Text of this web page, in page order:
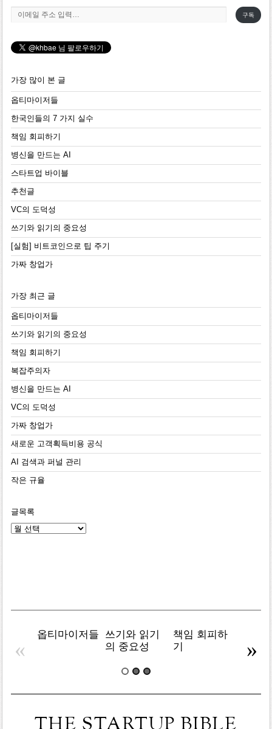
이메일 주소 입력…
구독
가장 많이 본 글
옵티마이저들
한국인들의 7 가지 실수
책임 회피하기
병신을 만드는 AI
스타트업 바이블
추천글
VC의 도덕성
쓰기와 읽기의 중요성
[실험] 비트코인으로 팁 주기
가짜 창업가
가장 최근 글
옵티마이저들
쓰기와 읽기의 중요성
책임 회피하기
복잡주의자
병신을 만드는 AI
VC의 도덕성
가짜 창업가
새로운 고객획득비용 공식
AI 검색과 퍼널 관리
작은 규율
글목록
글
옵티마이저들
쓰기와 읽기
의 중요성
책임 회피하
기
« »